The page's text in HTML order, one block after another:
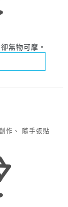
無物可摩。
作 、 隨手張貼